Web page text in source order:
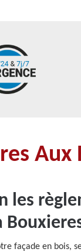
Aux
les
façade en bois,